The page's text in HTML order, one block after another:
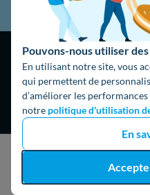
Pouvons-nous utiliser
En utilisant notre site, vous
qui permettent de
d’améliorer les
notre politique d'utilisation
En
J'obtiens
16474